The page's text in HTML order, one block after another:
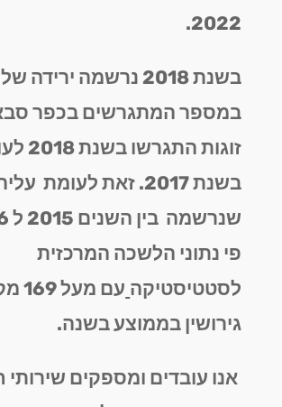
2022.
פי נתוני הלשכה המרכזית
לסטטיסטיקה
עם מעל
גירושין בממוצע בשנה.
אנו עובדים ומספקים שירותי